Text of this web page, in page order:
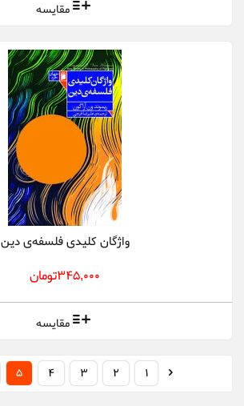
مقایسه
واژگان کلیدی فلسفه‌‌ی دین
345,000تومان
مقایسه
1
2
3
4
5